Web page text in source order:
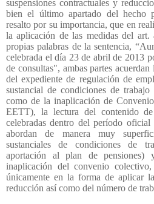
suspensiones contractuales y
bien el último apartado del hecho
resalto por su importancia, que en
la aplicación de las medidas del
propias palabras de la sentencia,
celebrada el día 23 de abril de 2013
de consultas", ambas partes
del expediente de regulación de
sustancial de condiciones de
como de la inaplicación de
EETT), la lectura del contenido
celebradas dentro del período oficial
abordan de manera muy
sustanciales de condiciones de
aportación al plan de
inaplicación del convenio colectivo,
únicamente en la forma de aplicar
reducción así como del número de